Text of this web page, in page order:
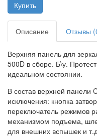
Описание Отзывы
Верхняя панель для
500D в сборе. Б\у.
идеальном состоянии.
В состав верхней панели
исключения: кнопка
переключатель режимов
механизмом подъема,
для внешних вспышек и